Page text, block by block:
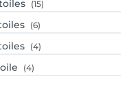
(15)
(6)
(4)
(4)